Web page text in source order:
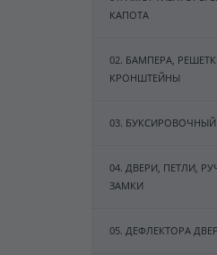
КАПОТА
02. БАМПЕРА,
КРОНШТЕЙНЫ
03.
04. ДВЕРИ, ПЕТЛИ,
ЗАМКИ
05. ДЕФЛЕКТОРА